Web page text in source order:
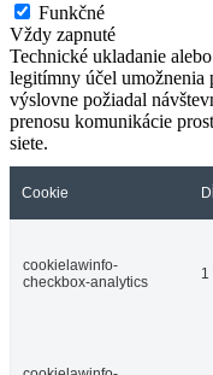
Funkčné
Vždy zapnuté
Technické ukladanie
legitímny účel umožnenia
výslovne požiadal
prenosu komunikácie
siete.
Cookie
cookielawinfo-
checkbox-analytics
1